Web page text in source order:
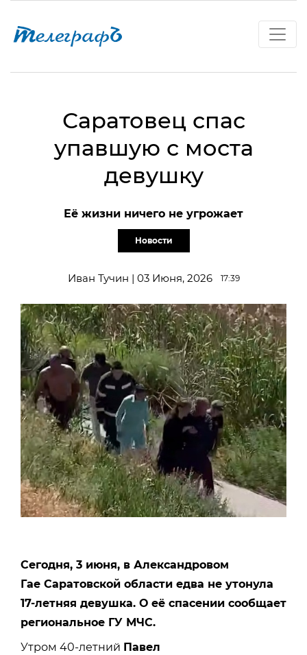
Саратовец спас
упавшую с моста
девушку
Её жизни ничего не угрожает
Новости
Иван Тучин | 03 Июня, 2026 17:39
Сегодня, 3 июня, в Александровом
Гае Саратовской области едва не утонула
17-летняя девушка. О её спасении сообщает
региональное ГУ МЧС.
Утром 40-летний Павел